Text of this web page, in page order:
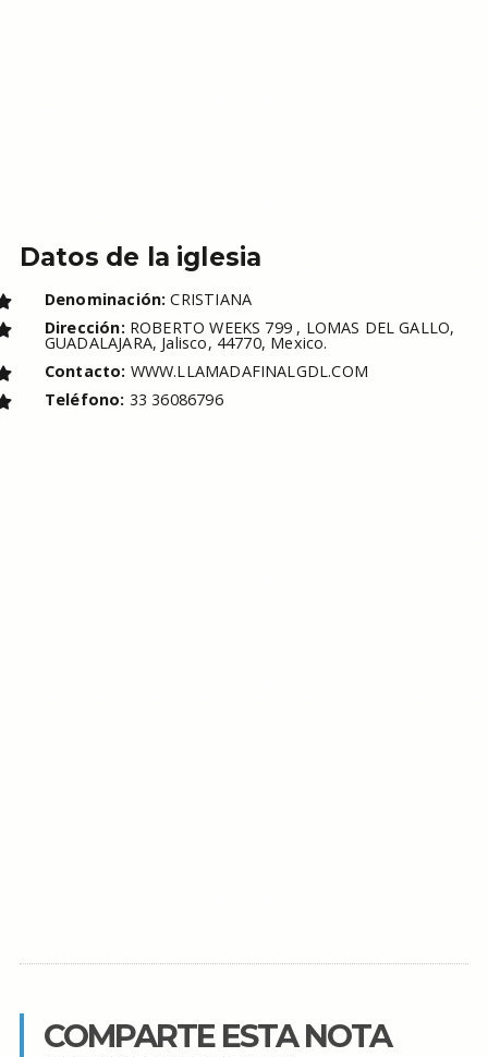
Datos de la iglesia
Denominación: CRISTIANA
Dirección: ROBERTO WEEKS 799 , LOMAS DEL GALLO,
GUADALAJARA, Jalisco, 44770, Mexico.
Contacto: WWW.LLAMADAFINALGDL.COM
Teléfono: 33 36086796
COMPARTE ESTA NOTA